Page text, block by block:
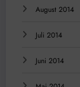
August 2014
Juli 2014
Juni 2014